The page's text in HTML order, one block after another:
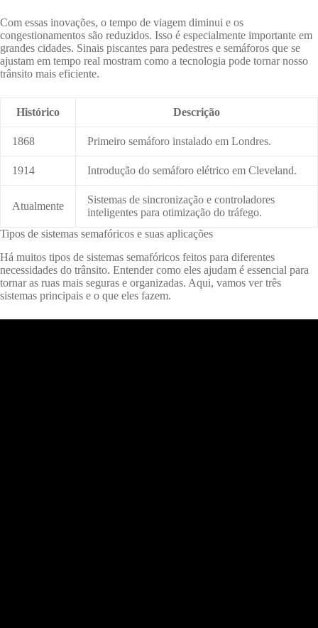
Com essas inovações, o tempo de viagem diminui e os
congestionamentos são reduzidos. Isso é especialmente importante em
grandes cidades. Sinais piscantes para pedestres e semáforos que se
ajustam em tempo real mostram como a tecnologia pode tornar nosso
trânsito mais eficiente.
Histórico Descrição
1868 Primeiro semáforo instalado em Londres.
1914 Introdução do semáforo elétrico em Cleveland.
Atualmente
Sistemas de sincronização e controladores
inteligentes para otimização do tráfego.
Tipos de sistemas semafóricos e suas aplicações
Há muitos tipos de sistemas semafóricos feitos para diferentes
necessidades do trânsito. Entender como eles ajudam é essencial para
tornar as ruas mais seguras e organizadas. Aqui, vamos ver três
sistemas principais e o que eles fazem.